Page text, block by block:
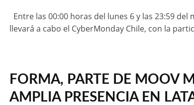
Entre las 00:00 horas del lunes 6 y las 23:59
llevará a cabo el CyberMonday Chile, con la
FORMA, PARTE DE MOOV
AMPLIA PRESENCIA EN